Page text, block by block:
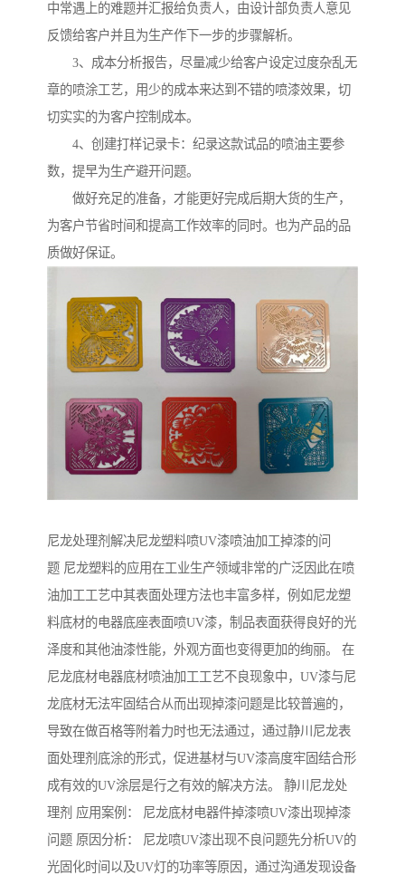
中常遇上的难题并汇报给负责人，由设计部负责人意见
反馈给客户并且为生产作下一步的步骤解析。
3、成本分析报告，尽量减少给客户设定过度杂乱无
章的喷涂工艺，用少的成本来达到不错的喷漆效果，切
切实实的为客户控制成本。
4、创建打样记录卡：纪录这款试品的喷油主要参
数，提早为生产避开问题。
做好充足的准备，才能更好完成后期大货的生产，
为客户节省时间和提高工作效率的同时。也为产品的品
质做好保证。
尼龙处理剂解决尼龙塑料喷UV漆喷油加工掉漆的问
题 尼龙塑料的应用在工业生产领域非常的广泛因此在喷
油加工工艺中其表面处理方法也丰富多样，例如尼龙塑
料底材的电器底座表面喷UV漆，制品表面获得良好的光
泽度和其他油漆性能，外观方面也变得更加的绚丽。 在
尼龙底材电器底材喷油加工工艺不良现象中，UV漆与尼
龙底材无法牢固结合从而出现掉漆问题是比较普遍的，
导致在做百格等附着力时也无法通过，通过静川尼龙表
面处理剂底涂的形式，促进基材与UV漆高度牢固结合形
成有效的UV涂层是行之有效的解决方法。 静川尼龙处
理剂 应用案例： 尼龙底材电器件掉漆喷UV漆出现掉漆
问题 原因分析： 尼龙喷UV漆出现不良问题先分析UV的
光固化时间以及UV灯的功率等原因，通过沟通发现设备